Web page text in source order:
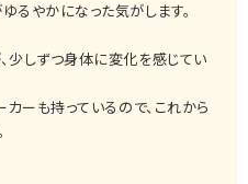
るやかになった気がします。
少しずつ身体に変化を感じてい
カーも持っているので、これから